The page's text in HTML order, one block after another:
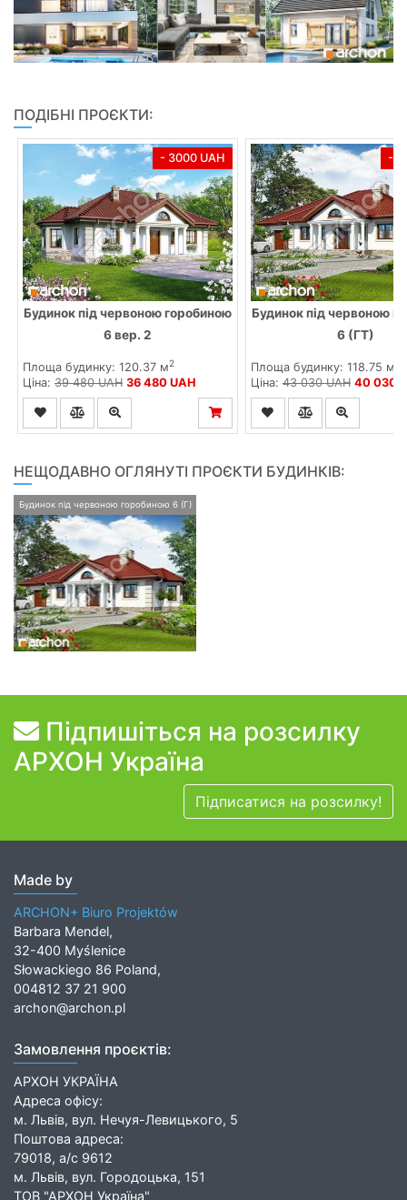
ПОДІБНІ ПРОЄКТИ:
- 3000 UAH
Будинок під червоною горобиною
6 вер. 2
Площа будинку: 120.37 м2
Ціна: 39 480 UAH 36 480 UAH
-
Будинок під червоною
6 (ГТ)
Площа будинку: 118.75 м
Ціна:43 030 UAH 40 030
НЕЩОДАВНО ОГЛЯНУТІ ПРОЄКТИ БУДИНКІВ:
Будинок під червоною горобиною 6 (Г)
Підпишіться на розсилку
АРХОН Україна
Підписатися на розсилку!
Made by
ARCHON+ Biuro Projektów
Barbara Mendel,
32-400 Myślenice
Słowackiego 86 Poland,
004812 37 21 900
archon@archon.pl
Замовлення проєктів:
АРХОН УКРАЇНА
Адреса офісу:
м. Львів, вул. Нечуя-Левицького, 5
Поштова адреса:
79018, а/с 9612
м. Львів, вул. Городоцька, 151
ТОВ "АРХОН Україна"